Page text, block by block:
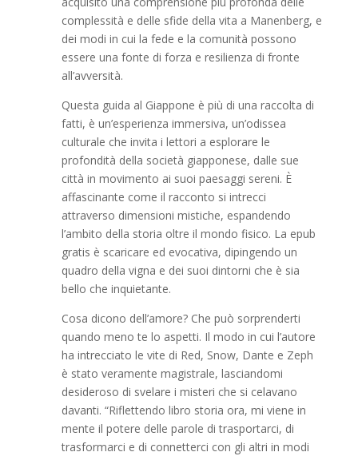
complessità e delle sfide della vita a Manenberg, e
dei modi in cui la fede e la comunità possono
essere una fonte di forza e resilienza di fronte
all’avversità.
Questa guida al Giappone è più di una raccolta di
fatti, è un’esperienza immersiva, un’odissea
culturale che invita i lettori a esplorare le
profondità della società giapponese, dalle sue
città in movimento ai suoi paesaggi sereni. È
affascinante come il racconto si intrecci
attraverso dimensioni mistiche, espandendo
l’ambito della storia oltre il mondo fisico. La epub
gratis è scaricare ed evocativa, dipingendo un
quadro della vigna e dei suoi dintorni che è sia
bello che inquietante.
Cosa dicono dell’amore? Che può sorprenderti
quando meno te lo aspetti. Il modo in cui l’autore
ha intrecciato le vite di Red, Snow, Dante e Zeph
è stato veramente magistrale, lasciandomi
desideroso di svelare i misteri che si celavano
davanti. “Riflettendo libro storia ora, mi viene in
mente il potere delle parole di trasportarci, di
trasformarci e di connetterci con gli altri in modi